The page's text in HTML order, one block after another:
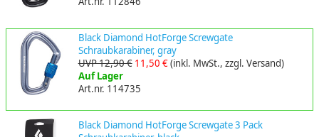
Black Diamond HotForge Screwgate
Schraubkarabiner, gray
UVP 12,90 € 11,50 €(inkl. MwSt., zzgl. Versand)
Auf Lager
Art.nr. 114735
Black Diamond HotForge Screwgate 3 Pack